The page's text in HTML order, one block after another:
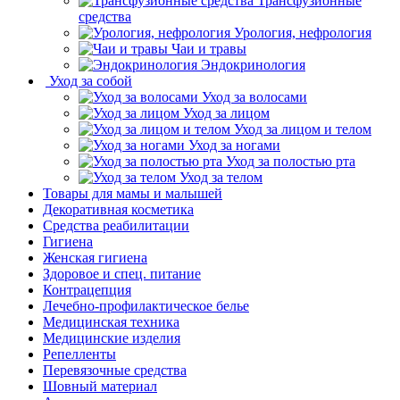
средства
Урология, нефрология
Чаи и травы
Эндокринология
Уход за собой
Уход за волосами
Уход за лицом
Уход за лицом и телом
Уход за ногами
Уход за полостью рта
Уход за телом
Товары для мамы и малышей
Декоративная косметика
Средства реабилитации
Гигиена
Женская гигиена
Здоровое и спец. питание
Контрацепция
Лечебно-профилактическое белье
Медицинская техника
Медицинские изделия
Репелленты
Перевязочные средства
Шовный материал